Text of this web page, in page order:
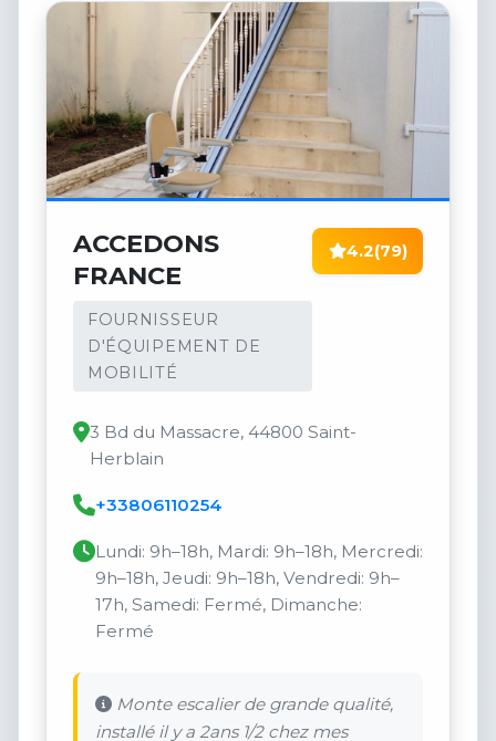
ACCEDONS
FRANCE
FOURNISSEUR
D'ÉQUIPEMENT DE
MOBILITÉ
4.2(79)
3 Bd du Massacre, 44800 Saint-
Herblain
+33806110254
Lundi: 9h–18h, Mardi: 9h–18h, Mercredi:
9h–18h, Jeudi: 9h–18h, Vendredi: 9h–
17h, Samedi: Fermé, Dimanche:
Fermé
Monte escalier de grande qualité,
installé il y a 2ans 1/2 chez mes